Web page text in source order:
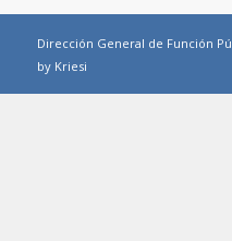
Dirección General de Función
by Kriesi